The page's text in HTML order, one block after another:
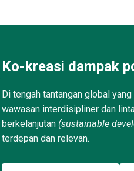
Ko-kreasi dampak
Di tengah tantangan global
wawasan interdisipliner dan
berkelanjutan (sustainable
terdepan dan relevan.